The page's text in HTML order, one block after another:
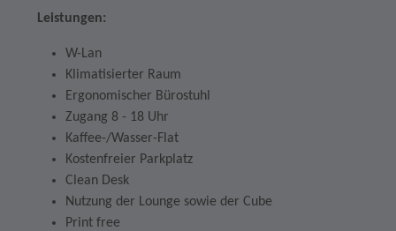
Leistungen:
W-Lan
Klimatisierter Raum
Ergonomischer Bürostuhl
Zugang 8 - 18 Uhr
Kaffee-/Wasser-Flat
Kostenfreier Parkplatz
Clean Desk
Nutzung der Lounge sowie der Cube
Print free